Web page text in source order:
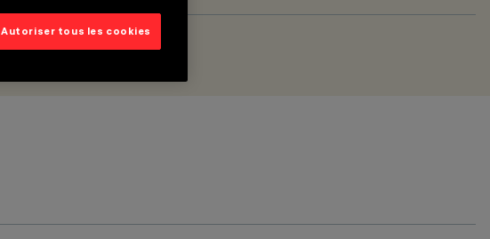
Autoriser tous les cookies